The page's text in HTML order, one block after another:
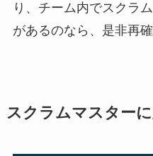
り、チーム内でスクラ
があるのなら、是非再
スクラムマスター